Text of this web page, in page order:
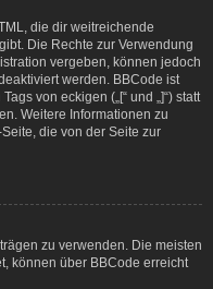
die dir weitreichende
Die Rechte zur Verwendung
vergeben, können jedoch
werden. BBCode ist
von eckigen („[“ und „]“) statt
Weitere Informationen zu
die von der Seite zur
zu verwenden. Die meisten
können über BBCode erreicht